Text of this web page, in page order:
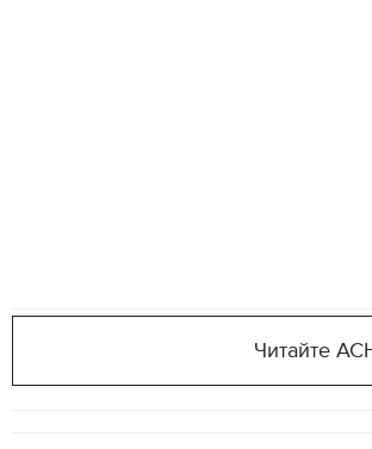
Читайте